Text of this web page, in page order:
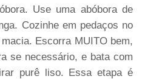
Use uma abóbora de
Cozinhe em pedaços no
Escorra MUITO bem,
se necessário, e bata com
purê liso. Essa etapa é